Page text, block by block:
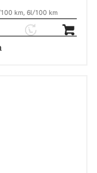
100 km, 6l/100 km